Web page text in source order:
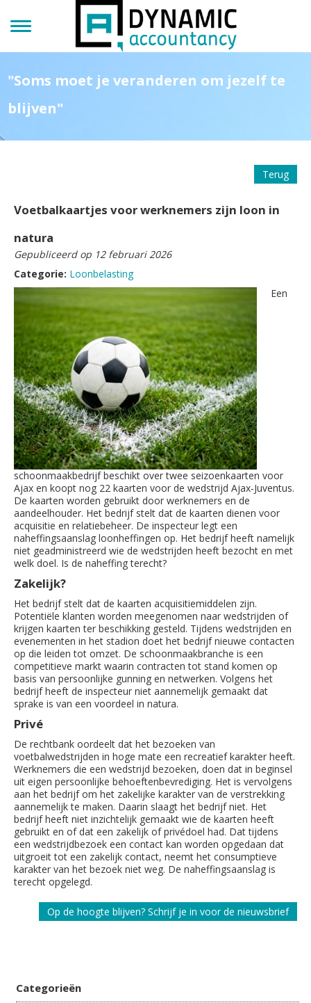
"Soms moet je veranderen om jezelf te
blijven"
Terug
Voetbalkaartjes voor werknemers zijn loon in
natura
Gepubliceerd op 12 februari 2026
Categorie: Loonbelasting
Een
schoonmaakbedrijf beschikt over twee seizoenkaarten voor
Ajax en koopt nog 22 kaarten voor de wedstrijd Ajax-Juventus.
De kaarten worden gebruikt door werknemers en de
aandeelhouder. Het bedrijf stelt dat de kaarten dienen voor
acquisitie en relatiebeheer. De inspecteur legt een
naheffingsaanslag loonheffingen op. Het bedrijf heeft namelijk
niet geadministreerd wie de wedstrijden heeft bezocht en met
welk doel. Is de naheffing terecht?
Zakelijk?
Het bedrijf stelt dat de kaarten acquisitiemiddelen zijn.
Potentiële klanten worden meegenomen naar wedstrijden of
krijgen kaarten ter beschikking gesteld. Tijdens wedstrijden en
evenementen in het stadion doet het bedrijf nieuwe contacten
op die leiden tot omzet. De schoonmaakbranche is een
competitieve markt waarin contracten tot stand komen op
basis van persoonlijke gunning en netwerken. Volgens het
bedrijf heeft de inspecteur niet aannemelijk gemaakt dat
sprake is van een voordeel in natura.
Privé
De rechtbank oordeelt dat het bezoeken van
voetbalwedstrijden in hoge mate een recreatief karakter heeft.
Werknemers die een wedstrijd bezoeken, doen dat in beginsel
uit eigen persoonlijke behoeftenbevrediging. Het is vervolgens
aan het bedrijf om het zakelijke karakter van de verstrekking
aannemelijk te maken. Daarin slaagt het bedrijf niet. Het
bedrijf heeft niet inzichtelijk gemaakt wie de kaarten heeft
gebruikt en of dat een zakelijk of privédoel had. Dat tijdens
een wedstrijdbezoek een contact kan worden opgedaan dat
uitgroeit tot een zakelijk contact, neemt het consumptieve
karakter van het bezoek niet weg. De naheffingsaanslag is
terecht opgelegd.
Op de hoogte blijven? Schrijf je in voor de nieuwsbrief
Categorieën